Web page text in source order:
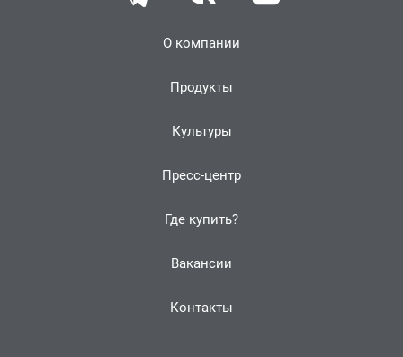
О компании
Продукты
Культуры
Пресс-центр
Где купить?
Вакансии
Контакты